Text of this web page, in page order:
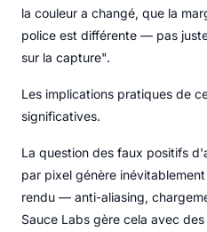
la couleur a changé, que la
police est différente — pas
sur la capture".
Les implications pratiques de
significatives.
La question des faux positifs
par pixel génère
rendu — anti-aliasing,
Sauce Labs gère cela avec